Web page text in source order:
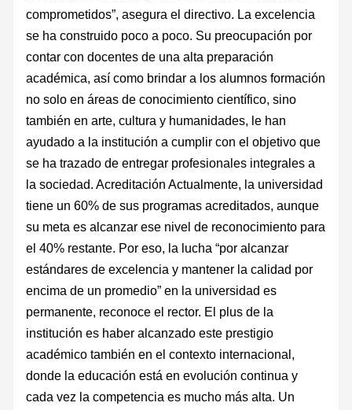
comprometidos”, asegura el directivo. La excelencia
se ha construido poco a poco. Su preocupación por
contar con docentes de una alta preparación
académica, así como brindar a los alumnos formación
no solo en áreas de conocimiento científico, sino
también en arte, cultura y humanidades, le han
ayudado a la institución a cumplir con el objetivo que
se ha trazado de entregar profesionales integrales a
la sociedad. Acreditación Actualmente, la universidad
tiene un 60% de sus programas acreditados, aunque
su meta es alcanzar ese nivel de reconocimiento para
el 40% restante. Por eso, la lucha “por alcanzar
estándares de excelencia y mantener la calidad por
encima de un promedio” en la universidad es
permanente, reconoce el rector. El plus de la
institución es haber alcanzado este prestigio
académico también en el contexto internacional,
donde la educación está en evolución continua y
cada vez la competencia es mucho más alta. Un